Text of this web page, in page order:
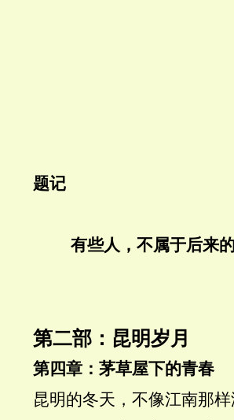
题记
有些人，不属于后来
第二部：昆明岁月
第四章：茅草屋下的青春
昆明的冬天，不像江南那